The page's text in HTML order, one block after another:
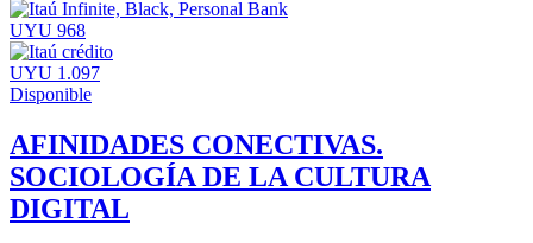
UYU 968
UYU 1.097
Disponible
AFINIDADES CONECTIVAS.
SOCIOLOGÍA DE LA CULTURA
DIGITAL